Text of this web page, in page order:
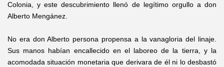
Colonia, y este descubrimiento llenó de legítimo orgullo a don
Alberto Mengánez.
No era don Alberto persona propensa a la vanagloria del linaje.
Sus manos habían encallecido en el laboreo de la tierra, y la
acomodada situación monetaria que derivara de él ni lo desbastó